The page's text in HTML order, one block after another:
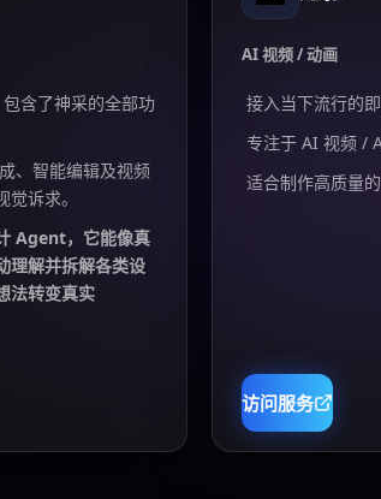
含了神采的全部功
、智能编辑及视频
诉求。
Agent，它能像真
理解并拆解各类设
法转变真实
AI 视频 / 动画
接入当下流行的
专注于 AI 视频 /
适合制作高质量
访问服务